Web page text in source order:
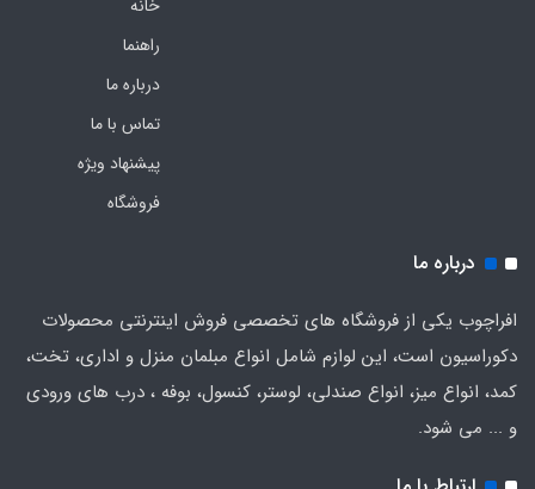
خانه
راهنما
درباره ما
تماس با ما
پیشنهاد ویژه
فروشگاه
درباره ما
افراچوب یکی از فروشگاه های تخصصی فروش اینترنتی محصولات
دکوراسیون است، این لوازم شامل انواع مبلمان منزل و اداری، تخت،
کمد، انواع میز، انواع صندلی، لوستر، کنسول، بوفه ، درب های ورودی
و ... می شود.